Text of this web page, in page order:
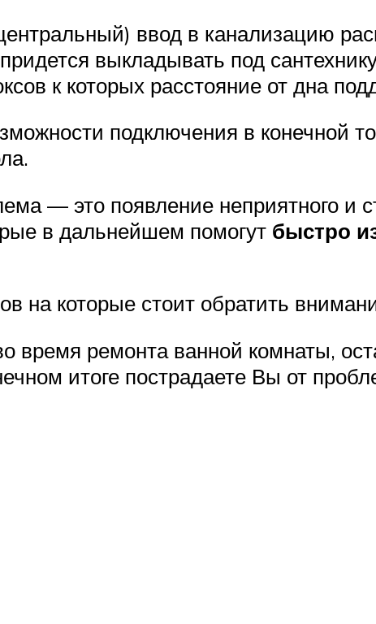
ввод в канализацию
выкладывать под
к которых расстояние от дна
подключения в конечной
— это появление неприятного и
в дальнейшем помогут быстро
на которые стоит обратить
время ремонта ванной комнаты,
итоге пострадаете Вы от